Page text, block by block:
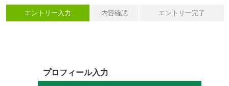
エントリー入力 内容確認 エントリー完了
プロフィール入力